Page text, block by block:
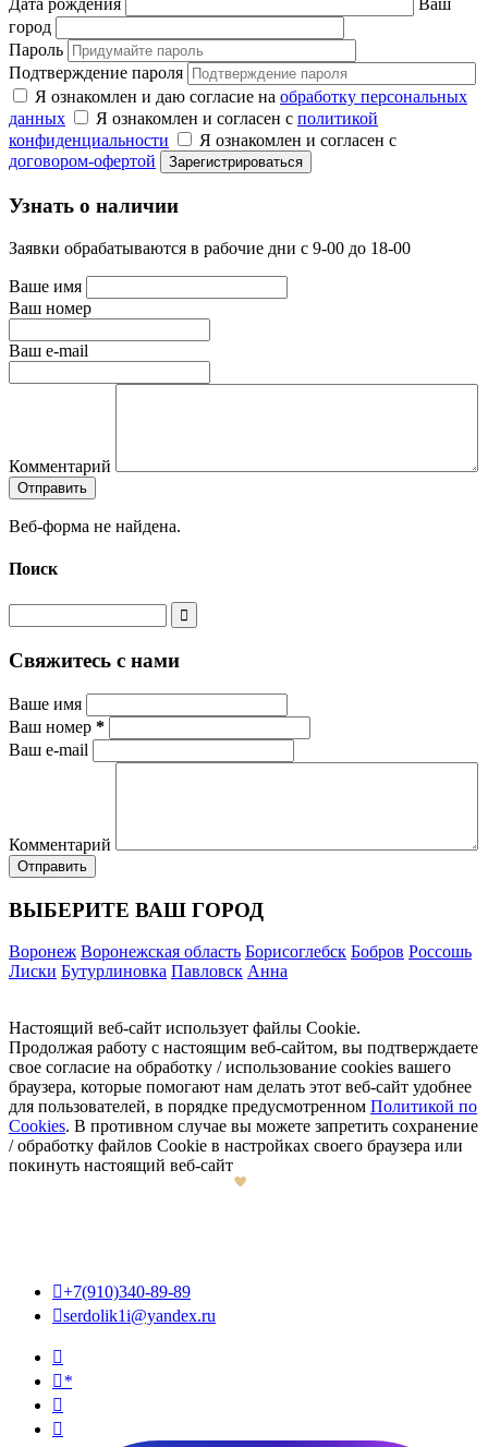
Дата рождения
Ваш
город
Пароль
Подтверждение пароля
Я ознакомлен и даю согласие на обработку персональных
данных
Я ознакомлен и согласен с политикой
конфиденциальности
Я ознакомлен и согласен с
договором-офертой
Узнать о наличии
Заявки обрабатываются в рабочие дни с 9-00 до 18-00
Ваше имя
Ваш номер
Ваш e-mail
Комментарий
Веб-форма не найдена.
Поиск
Свяжитесь с нами
Ваше имя
Ваш номер *
Ваш e-mail
Комментарий
ВЫБЕРИТЕ ВАШ ГОРОД
Воронеж Воронежская область Борисоглебск Бобров Россошь
Лиски Бутурлиновка Павловск Анна
Настоящий веб-сайт использует файлы Cookie.
Продолжая работу с настоящим веб-сайтом, вы подтверждаете
свое согласие на обработку / использование cookies вашего
браузера, которые помогают нам делать этот веб-сайт удобнее
для пользователей, в порядке предусмотренном Политикой по
Cookies. В противном случае вы можете запретить сохранение
/ обработку файлов Cookie в настройках своего браузера или
покинуть настоящий веб-сайт
+7(910)340-89-89
serdolik1i@yandex.ru

*

